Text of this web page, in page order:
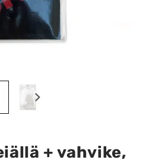
+ vahvike,